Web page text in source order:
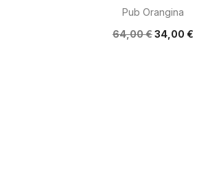
Aperçu rapide
Pub Orangina
64,00 €34,00 €